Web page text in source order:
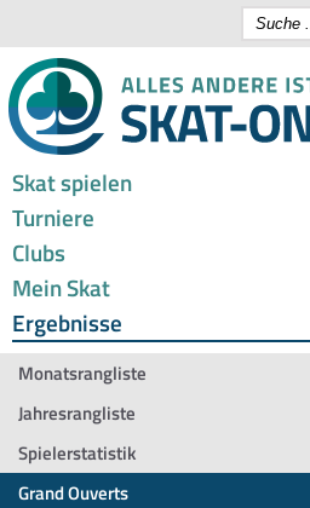
Skat spielen
Turniere
Clubs
Mein Skat
Ergebnisse
Monatsrangliste
Jahresrangliste
Spielerstatistik
Grand Ouverts